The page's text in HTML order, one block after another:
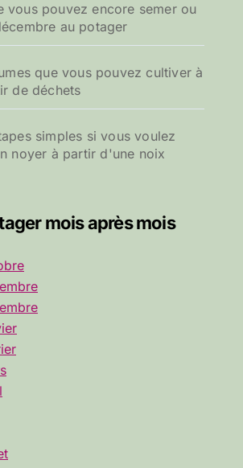
vous pouvez encore semer ou
au potager
que vous pouvez cultiver à
de déchets
simples si vous voulez
noyer à partir d'une noix
mois après mois